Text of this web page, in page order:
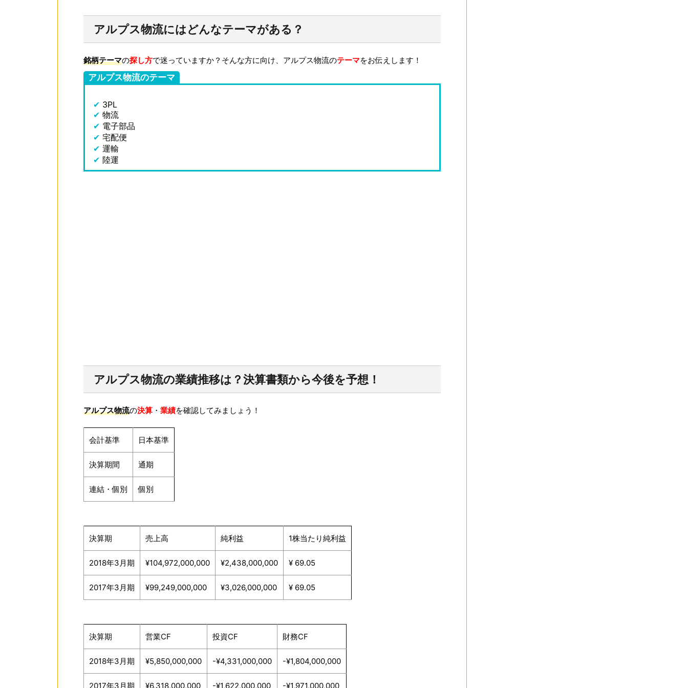
アルプス物流にはどんなテーマがある？
銘柄テーマの探し方で迷っていますか？そんな方に向け、アルプス物流のテーマをお伝えします！
アルプス物流のテーマ
✔ 3PL
✔ 物流
✔ 電子部品
✔ 宅配便
✔ 運輸
✔ 陸運
アルプス物流の業績推移は？決算書類から今後を予想！
アルプス物流の決算 ・ 業績を確認してみましょう！
会計基準 日本基準
決算期間 通期
連結・個別 個別
決算期 売上高 純利益 1株当たり純利益
2018年3月期 ¥104,972,000,000 ¥2,438,000,000 ¥ 69.05
2017年3月期 ¥99,249,000,000 ¥3,026,000,000 ¥ 69.05
決算期 営業CF 投資CF 財務CF
2018年3月期 ¥5,850,000,000 -¥4,331,000,000 -¥1,804,000,000
2017年3月期 ¥6,318,000,000 -¥1,622,000,000 -¥1,971,000,000